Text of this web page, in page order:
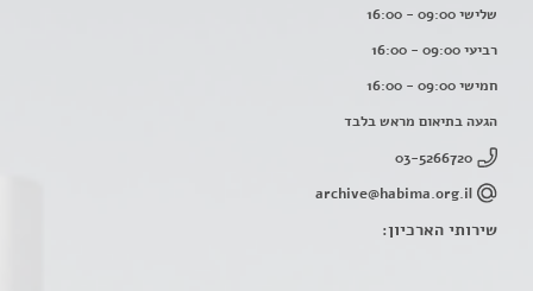
שלישי 09:00 - 16:00
רביעי 09:00 - 16:00
חמישי 09:00 - 16:00
הגעה בתיאום מראש בלבד
03-5266720
archive@habima.org.il
שירותי הארכיון: